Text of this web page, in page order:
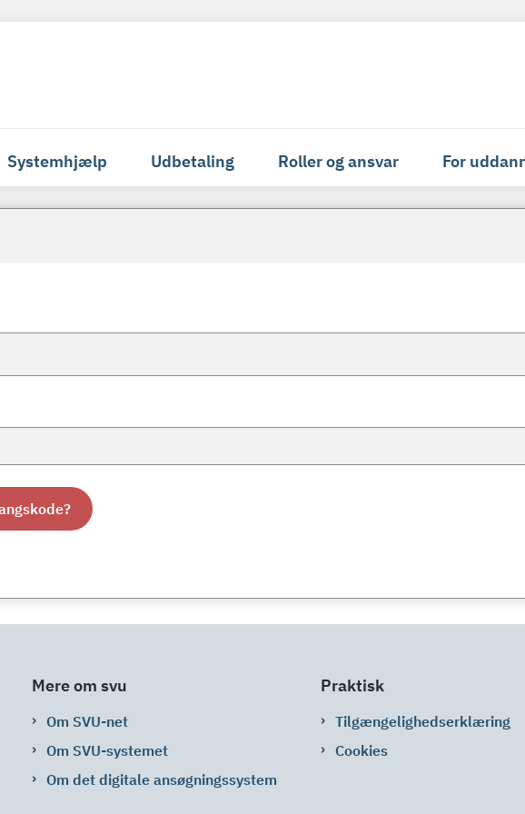
Systemhjælp Udbetaling Roller og ansvar For
Mere om svu
Om SVU-net
Om SVU-systemet
Om det digitale ansøgningssystem
Praktisk
Tilgængelighedserklæring
Cookies